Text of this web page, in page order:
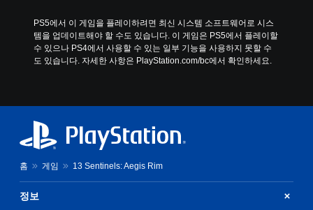
PS5에서 이 게임을 플레이하려면 최신 시스템 소프트웨어로 시스
템을 업데이트해야 할 수도 있습니다. 이 게임은 PS5에서 플레이할
수 있으나 PS4에서 사용할 수 있는 일부 기능을 사용하지 못할 수
도 있습니다. 자세한 사항은 PlayStation.com/bc에서 확인하세요.
홈 게임 13 Sentinels: Aegis Rim
정보